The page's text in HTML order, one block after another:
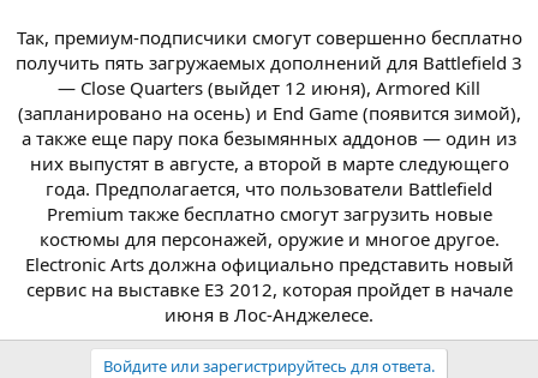
Так, премиум-подписчики смогут совершенно бесплатно
получить пять загружаемых дополнений для Battlefield 3
— Close Quarters (выйдет 12 июня), Armored Kill
(запланировано на осень) и End Game (появится зимой),
а также еще пару пока безымянных аддонов — один из
них выпустят в августе, а второй в марте следующего
года. Предполагается, что пользователи Battlefield
Premium также бесплатно смогут загрузить новые
костюмы для персонажей, оружие и многое другое.
Electronic Arts должна официально представить новый
сервис на выставке Е3 2012, которая пройдет в начале
июня в Лос-Анджелесе.​
Войдите или зарегистрируйтесь для ответа.